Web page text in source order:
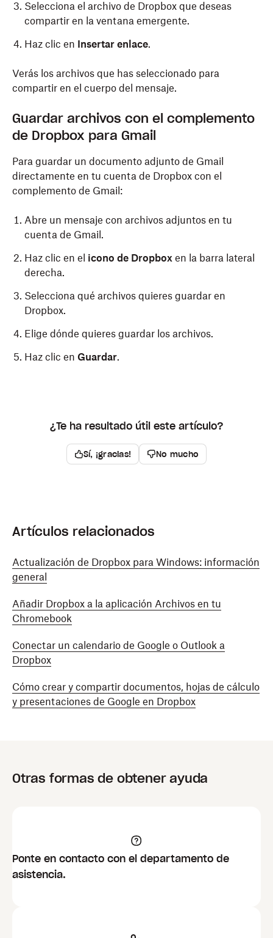
Selecciona el archivo de Dropbox que deseas
compartir en la ventana emergente.
Haz clic en Insertar enlace.
Verás los archivos que has seleccionado para
compartir en el cuerpo del mensaje.
Guardar archivos con el complemento
de Dropbox para Gmail
Para guardar un documento adjunto de Gmail
directamente en tu cuenta de Dropbox con el
complemento de Gmail:
Abre un mensaje con archivos adjuntos en tu
cuenta de Gmail.
Haz clic en el icono de Dropbox en la barra lateral
derecha.
Selecciona qué archivos quieres guardar en
Dropbox.
Elige dónde quieres guardar los archivos.
Haz clic en Guardar.
¿Te ha resultado útil este artículo?
Sí, ¡gracias! No mucho
Artículos relacionados
Actualización de Dropbox para Windows: información
general
Añadir Dropbox a la aplicación Archivos en tu
Chromebook
Conectar un calendario de Google o Outlook a
Dropbox
Cómo crear y compartir documentos, hojas de cálculo
y presentaciones de Google en Dropbox
Otras formas de obtener ayuda
Ponte en contacto con el departamento de
asistencia.